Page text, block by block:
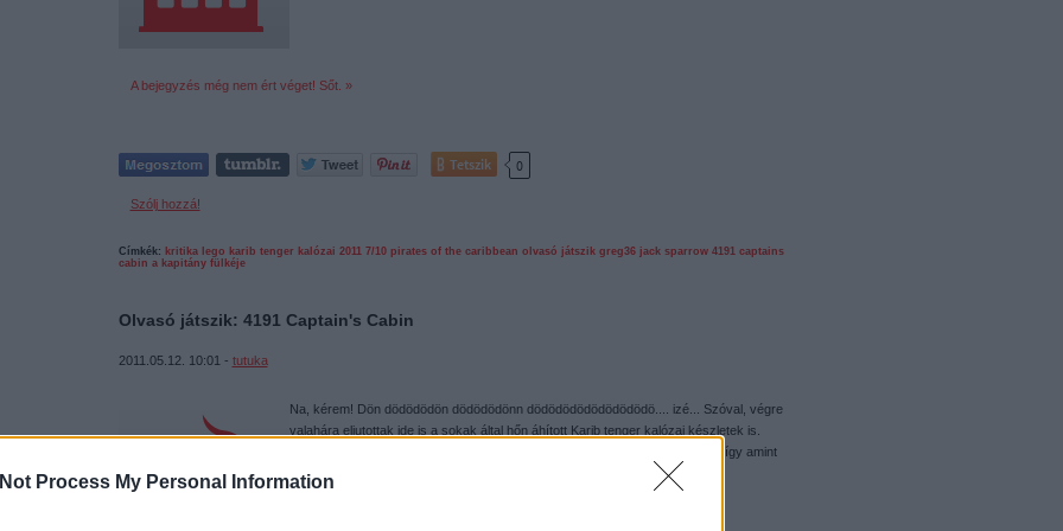
Process My Personal Information
A bejegyzés még nem ért véget! Sőt. »
Tetszik 0
Szólj hozzá!
Címkék: kritika lego karib tenger kalózai 2011 7/10 pirates of the caribbean olvasó játszik greg36 jack sparrow 4191 captains
cabin a kapitány fülkéje
Olvasó játszik: 4191 Captain's Cabin
2011.05.12. 10:01 - tutuka
Na, kérem! Dön dödödödön dödödödönn dödödödödödödödödö.... izé... Szóval, végre
valahára eljutottak ide is a sokak által hőn áhított Karib tenger kalózai készletek is.
Mivel nekem több szempontból is fontos mind a film, mind a LEGO verziója, így amint
erről hírt…